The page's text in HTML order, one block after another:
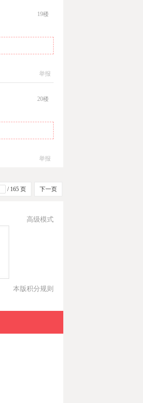
19楼
举报
20楼
举报
/ 165 页 下一页
高级模式
本版积分规则